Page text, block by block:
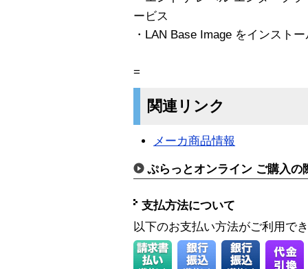
ービス
・LAN Base Image をインスト
=
関連リンク
メーカ商品情報
ぷらっとオンライン ご購入の
支払方法について
以下のお支払い方法がご利用で